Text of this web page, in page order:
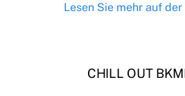
Lesen Sie mehr auf
CHILL OUT